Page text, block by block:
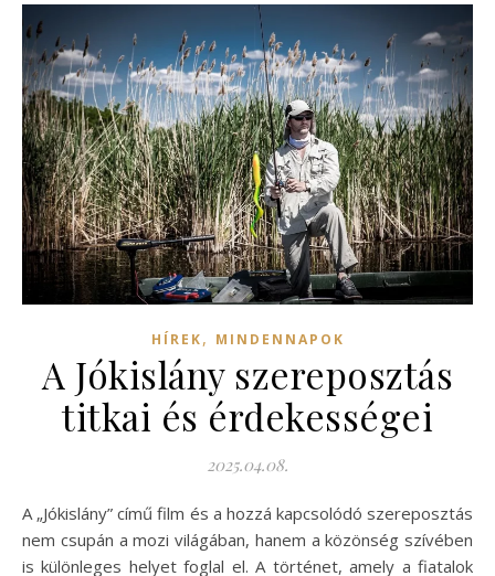
HÍREK, MINDENNAPOK
A Jókislány szereposztás
titkai és érdekességei
2025.04.08.
A „Jókislány” című film és a hozzá kapcsolódó szereposztás
nem csupán a mozi világában, hanem a közönség szívében
is különleges helyet foglal el. A történet, amely a fiatalok